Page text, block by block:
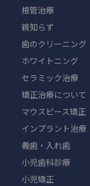
根管治療
親知らず
歯のクリーニング
ホワイトニング
セラミック治療
矯正治療について
マウスピース矯正
インプラント治療
義歯・入れ歯
小児歯科診療
小児矯正